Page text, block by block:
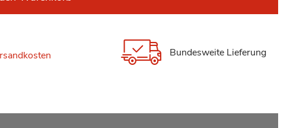
Bundesweite Lieferung